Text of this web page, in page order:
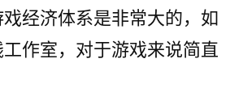
经济体系是非常大的，如
作室，对于游戏来说简直